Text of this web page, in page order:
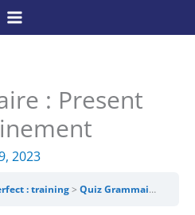
: Present
2023
: training Quiz Grammaire : Present perfect Entrainement